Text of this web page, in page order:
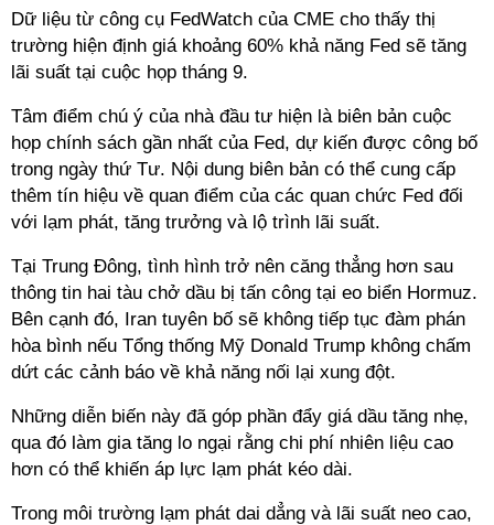
Dữ liệu từ công cụ FedWatch của CME cho thấy thị
trường hiện định giá khoảng 60% khả năng Fed sẽ tăng
lãi suất tại cuộc họp tháng 9.
Tâm điểm chú ý của nhà đầu tư hiện là biên bản cuộc
họp chính sách gần nhất của Fed, dự kiến được công bố
trong ngày thứ Tư. Nội dung biên bản có thể cung cấp
thêm tín hiệu về quan điểm của các quan chức Fed đối
với lạm phát, tăng trưởng và lộ trình lãi suất.
Tại Trung Đông, tình hình trở nên căng thẳng hơn sau
thông tin hai tàu chở dầu bị tấn công tại eo biển Hormuz.
Bên cạnh đó, Iran tuyên bố sẽ không tiếp tục đàm phán
hòa bình nếu Tổng thống Mỹ Donald Trump không chấm
dứt các cảnh báo về khả năng nối lại xung đột.
Những diễn biến này đã góp phần đẩy giá dầu tăng nhẹ,
qua đó làm gia tăng lo ngại rằng chi phí nhiên liệu cao
hơn có thể khiến áp lực lạm phát kéo dài.
Trong môi trường lạm phát dai dẳng và lãi suất neo cao,